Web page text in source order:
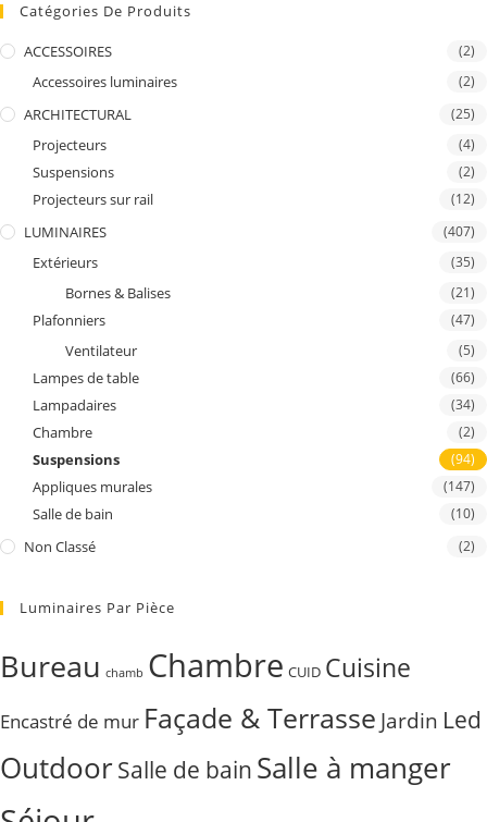
Catégories De Produits
ACCESSOIRES (2)
Accessoires luminaires (2)
ARCHITECTURAL (25)
Projecteurs (4)
Suspensions (2)
Projecteurs sur rail (12)
LUMINAIRES (407)
Extérieurs (35)
Bornes & Balises (21)
Plafonniers (47)
Ventilateur (5)
Lampes de table (66)
Lampadaires (34)
Chambre (2)
Suspensions (94)
Appliques murales (147)
Salle de bain (10)
Non Classé (2)
Luminaires Par Pièce
Bureau chamb Chambre CUID Cuisine
Encastré de mur Façade & Terrasse Jardin Led
OutdoorSalle de bain Salle à manger